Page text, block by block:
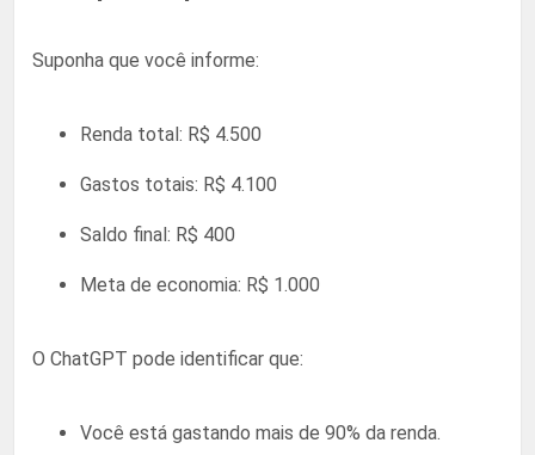
Suponha que você informe:
Renda total: R$ 4.500
Gastos totais: R$ 4.100
Saldo final: R$ 400
Meta de economia: R$ 1.000
O ChatGPT pode identificar que:
Você está gastando mais de 90% da renda.